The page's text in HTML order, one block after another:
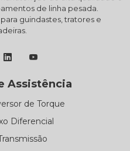
de linha pesada.
guindastes, tratores e
Assistência
de Torque
Diferencial